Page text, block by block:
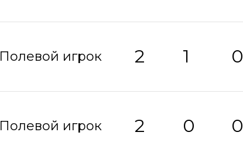
Полевой игрок 2 1 0
Полевой игрок 2 0 0